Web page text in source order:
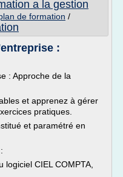
a la gestion
de formation /
:
: Approche de la
et apprenez à gérer
pratiques.
et paramétré en
CIEL COMPTA,